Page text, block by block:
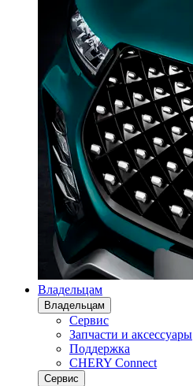
Владельцам
Владельцам
Сервис
Запчасти и аксессуары
Поддержка
CHERY Connect
Сервис